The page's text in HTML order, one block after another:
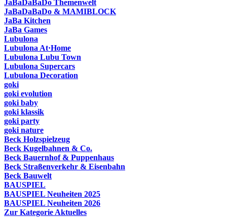
JaBaDaBaDo Themenwelt
JaBaDaBaDo & MAMIBLOCK
JaBa Kitchen
JaBa Games
Lubulona
Lubulona At·Home
Lubulona Lubu Town
Lubulona Supercars
Lubulona Decoration
goki
goki evolution
goki baby
goki klassik
goki party
goki nature
Beck Holzspielzeug
Beck Kugelbahnen & Co.
Beck Bauernhof & Puppenhaus
Beck Straßenverkehr & Eisenbahn
Beck Bauwelt
BAUSPIEL
BAUSPIEL Neuheiten 2025
BAUSPIEL Neuheiten 2026
Zur Kategorie Aktuelles